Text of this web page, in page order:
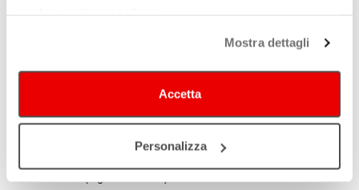
Mostra dettagli
Accetta
Personalizza
Imani Mason Jordan with Moor Mother (UK/US)
White People Killed Them (Raven Chacon / Marshall
Trammell / John Dieterich) US
Q&A con la Curatrice: Marco DeVidi intervista Moor